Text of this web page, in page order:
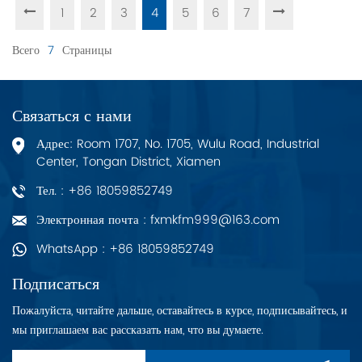
1 2 3 4 5 6 7
Всего 7 Страницы
Связаться с нами
Адрес: Room 1707, No. 1705, Wulu Road, Industrial
Center, Tongan District, Xiamen
Тел. : +86 18059852749
Электронная почта : fxmkfm999@163.com
WhatsApp : +86 18059852749
Подписаться
Пожалуйста, читайте дальше, оставайтесь в курсе, подписывайтесь, и
мы приглашаем вас рассказать нам, что вы думаете.